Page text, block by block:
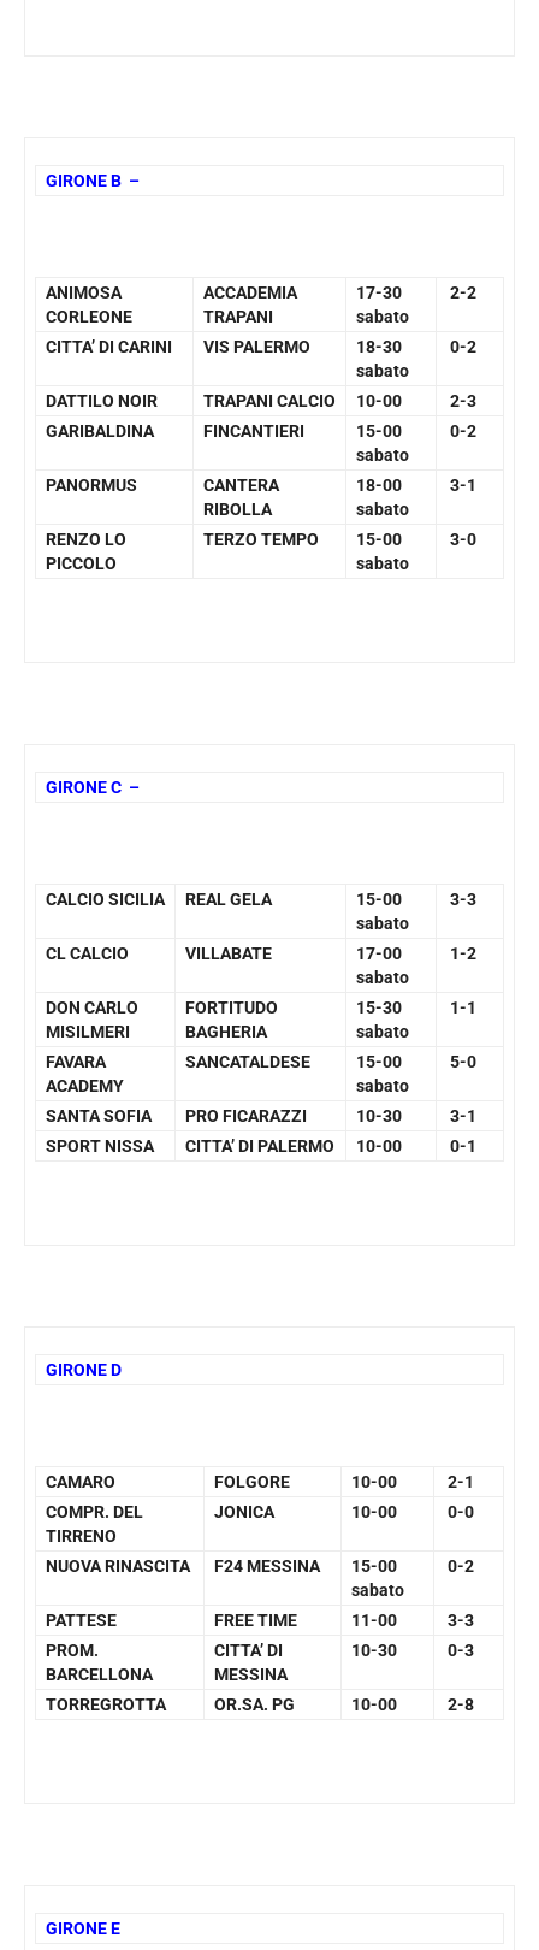
GIRONE B –
ANIMOSA
CORLEONE
ACCADEMIA
TRAPANI
17-30
sabato
2-2
CITTA’ DI CARINI VIS PALERMO
18-30
sabato
0-2
DATTILO NOIR TRAPANI CALCIO 10-00
2-3
GARIBALDINA
FINCANTIERI
15-00
sabato
0-2
PANORMUS
CANTERA
RIBOLLA
18-00
sabato
3-1
RENZO LO
PICCOLO
TERZO TEMPO
15-00
sabato
3-0
GIRONE C –
CALCIO SICILIA REAL GELA
15-00
sabato
3-3
CL CALCIO VILLABATE
17-00
sabato
1-2
DON CARLO
MISILMERI
FORTITUDO
BAGHERIA
15-30
sabato
1-1
FAVARA
ACADEMY
SANCATALDESE
15-00
sabato
5-0
SANTA SOFIA PRO FICARAZZI 10-30
3-1
SPORT NISSA
CITTA’ DI PALERMO 10-00 0-1
GIRONE D
CAMARO FOLGORE 10-00
2-1
COMPR. DEL
TIRRENO
JONICA 10-00 0-0
NUOVA RINASCITA F24 MESSINA
15-00
sabato
0-2
PATTESE FREE TIME 11-00
3-3
PROM.
BARCELLONA
CITTA’ DI
MESSINA
10-30 0-3
TORREGROTTA OR.SA. PG 10-00 2-8
GIRONE E